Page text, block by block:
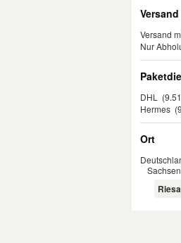
Versand
Versand
Nur
DHL
Hermes
Ort
Sachsen
Riesa